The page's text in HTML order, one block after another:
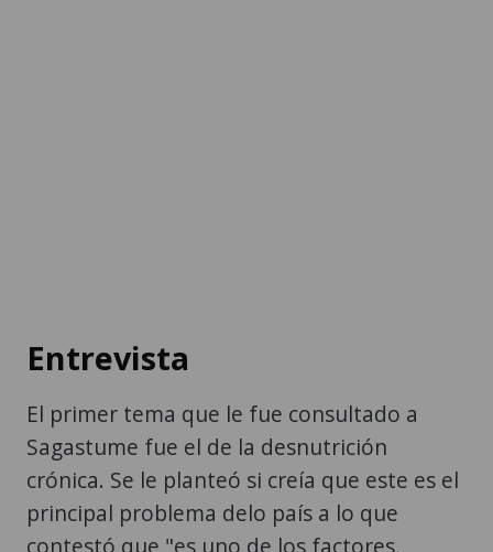
Entrevista
El primer tema que le fue consultado a
Sagastume fue el de la desnutrición
crónica. Se le planteó si creía que este es el
principal problema delo país a lo que